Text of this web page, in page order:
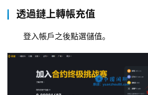
透過鏈上轉帳充值
登入帳戶之後點選儲值。